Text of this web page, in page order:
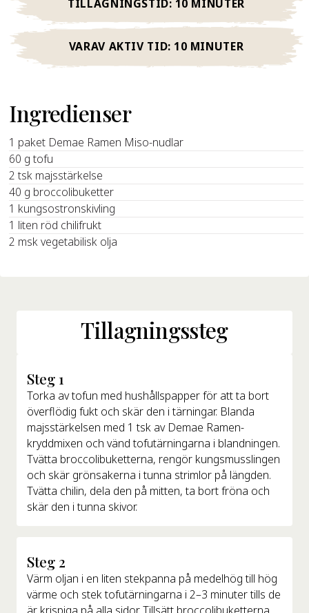
TILLAGNINGSTID: 10 MINUTER
VARAV AKTIV TID: 10 MINUTER
Ingredienser
1 paket Demae Ramen Miso-nudlar
60 g tofu
2 tsk majsstärkelse
40 g broccolibuketter
1 kungsostronskivling
1 liten röd chilifrukt
2 msk vegetabilisk olja
Tillagningssteg
Steg 1
Torka av tofun med hushållspapper för att ta bort
överflödig fukt och skär den i tärningar. Blanda
majsstärkelsen med 1 tsk av Demae Ramen-
kryddmixen och vänd tofutärningarna i blandningen.
Tvätta broccolibuketterna, rengör kungsmusslingen
och skär grönsakerna i tunna strimlor på längden.
Tvätta chilin, dela den på mitten, ta bort fröna och
skär den i tunna skivor.
Steg 2
Värm oljan i en liten stekpanna på medelhög till hög
värme och stek tofutärningarna i 2–3 minuter tills de